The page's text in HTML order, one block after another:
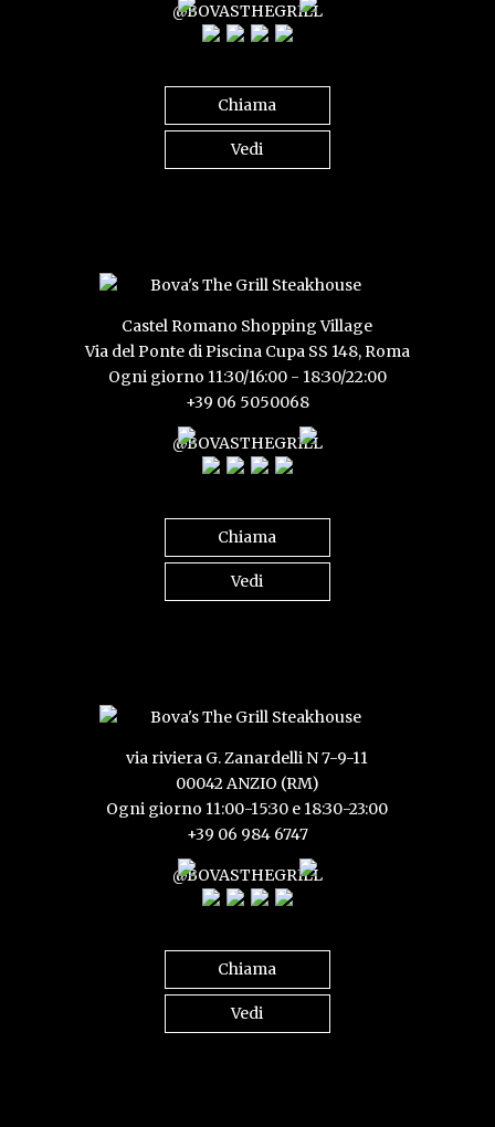
@BOVASTHEGRILL
Chiama
Vedi
Castel Romano Shopping Village
Via del Ponte di Piscina Cupa SS 148, Roma
Ogni giorno 11:30/16:00 - 18:30/22:00
+39 06 5050068
@BOVASTHEGRILL
Chiama
Vedi
via riviera G. Zanardelli N 7-9-11
00042 ANZIO (RM)
Ogni giorno 11:00-15:30 e 18:30-23:00
+39 06 984 6747
@BOVASTHEGRILL
Chiama
Vedi